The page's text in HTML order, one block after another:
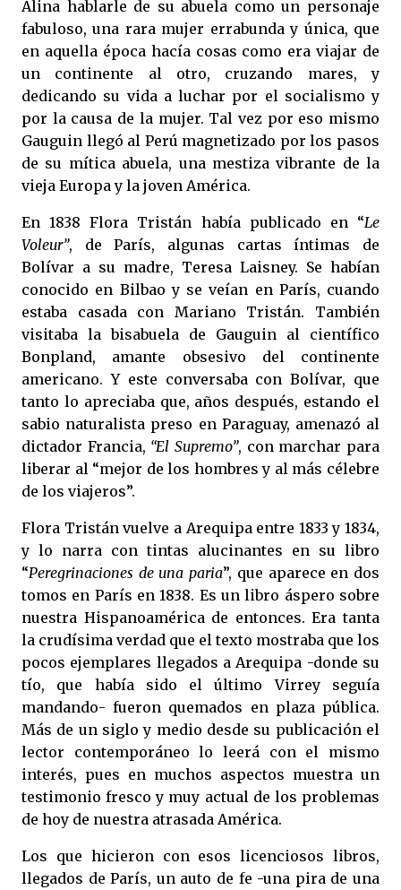
Alina hablarle de su abuela como un personaje
fabuloso, una rara mujer errabunda y única, que
en aquella época hacía cosas como era viajar de
un continente al otro, cruzando mares, y
dedicando su vida a luchar por el socialismo y
por la causa de la mujer. Tal vez por eso mismo
Gauguin llegó al Perú magnetizado por los pasos
de su mítica abuela, una mestiza vibrante de la
vieja Europa y la joven América.
En 1838 Flora Tristán había publicado en “Le
Voleur”, de París, algunas cartas íntimas de
Bolívar a su madre, Teresa Laisney. Se habían
conocido en Bilbao y se veían en París, cuando
estaba casada con Mariano Tristán. También
visitaba la bisabuela de Gauguin al científico
Bonpland, amante obsesivo del continente
americano. Y este conversaba con Bolívar, que
tanto lo apreciaba que, años después, estando el
sabio naturalista preso en Paraguay, amenazó al
dictador Francia, “El Supremo”, con marchar para
liberar al “mejor de los hombres y al más célebre
de los viajeros”.
Flora Tristán vuelve a Arequipa entre 1833 y 1834,
y lo narra con tintas alucinantes en su libro
“Peregrinaciones de una paria”, que aparece en dos
tomos en París en 1838. Es un libro áspero sobre
nuestra Hispanoamérica de entonces. Era tanta
la crudísima verdad que el texto mostraba que los
pocos ejemplares llegados a Arequipa -donde su
tío, que había sido el último Virrey seguía
mandando- fueron quemados en plaza pública.
Más de un siglo y medio desde su publicación el
lector contemporáneo lo leerá con el mismo
interés, pues en muchos aspectos muestra un
testimonio fresco y muy actual de los problemas
de hoy de nuestra atrasada América.
Los que hicieron con esos licenciosos libros,
llegados de París, un auto de fe -una pira de una